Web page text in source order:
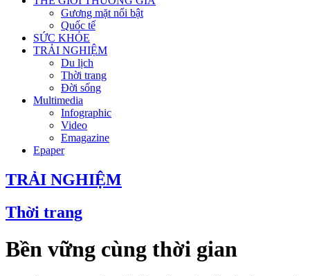
Gương mặt nổi bật
Quốc tế
SỨC KHỎE
TRẢI NGHIỆM
Du lịch
Thời trang
Đời sống
Multimedia
Infographic
Video
Emagazine
Epaper
TRẢI NGHIỆM
Thời trang
Bền vững cùng thời gian